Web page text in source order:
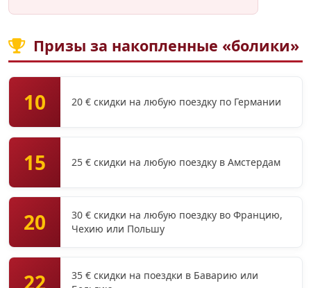
Призы за накопленные «болики»
10 20 € скидки на любую поездку по Германии
15 25 € скидки на любую поездку в Амстердам
20
30 € скидки на любую поездку во Францию,
Чехию или Польшу
22
35 € скидки на поездки в Баварию или